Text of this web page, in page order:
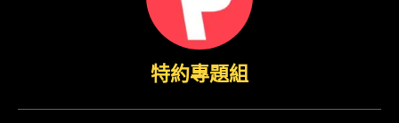
特約專題組